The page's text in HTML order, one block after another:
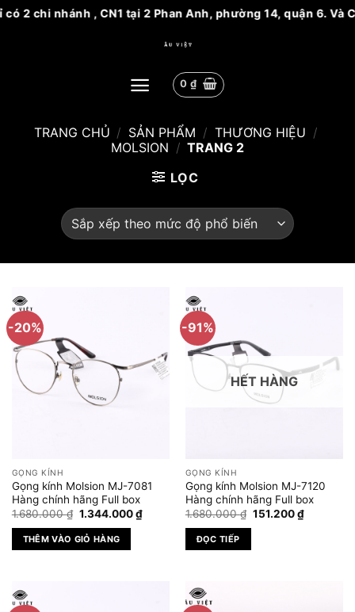
chi nhánh , CN1 tại 2 Phan Anh, phường 14, quận 6. Và
0 ₫
TRANG CHỦ / SẢN PHẨM / THƯƠNG HIỆU /
MOLSION / TRANG 2
LỌC
-20%
GỌNG KÍNH
Gọng kính Molsion MJ-7081
Hàng chính hãng Full box
1.680.000₫ Giá
là:
1.680.000 ₫.
1.344.000₫Giá
hiện
1.344.000 ₫.
THÊM VÀO GIỎ HÀNG
-91%
HẾT HÀNG
GỌNG KÍNH
Gọng kính Molsion MJ-7120
Hàng chính hãng Full box
1.680.000₫ Giá
151.200₫Giá
hiện
ĐỌC TIẾP